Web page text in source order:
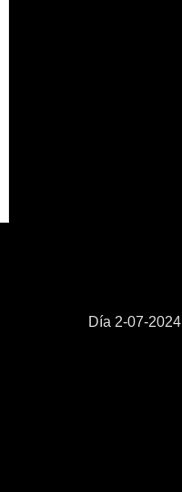
Entrada
Día 2-07-2024